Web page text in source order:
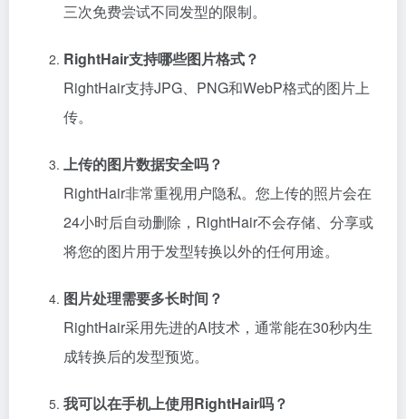
三次免费尝试不同发型的限制。
RightHair支持哪些图片格式？
RightHair支持JPG、PNG和WebP格式的图片上
传。
上传的图片数据安全吗？
RightHair非常重视用户隐私。您上传的照片会在
24小时后自动删除，RightHair不会存储、分享或
将您的图片用于发型转换以外的任何用途。
图片处理需要多长时间？
RightHair采用先进的AI技术，通常能在30秒内生
成转换后的发型预览。
我可以在手机上使用RightHair吗？